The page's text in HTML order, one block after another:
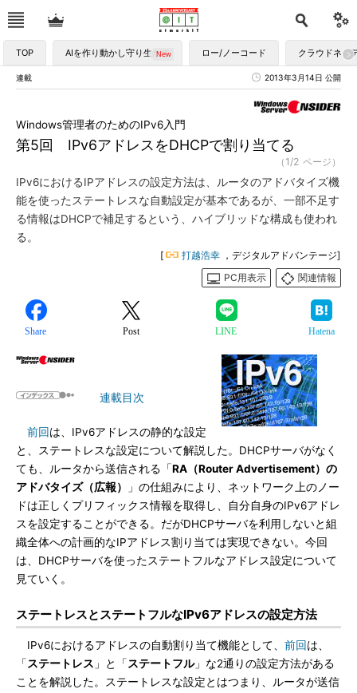
TOP AIを作り動かし守り生かす ロー/ノーコード クラウドネイ
連載 2013年3月14日 公開
第5回 IPv6アドレスをDHCPで割り当てる
Windows管理者のためのIPv6入門
（1/2 ページ）
IPv6におけるIPアドレスの設定方法は、ルータのアドバタイズ機
能を使ったステートレスな自動設定が基本であるが、一部不足す
る情報はDHCPで補足するという、ハイブリッドな構成も使われ
る。
[ 打越浩幸 ，デジタルアドバンテージ]
PC用表示
関連情報
Share Post LINE Hatena
連載目次
前回は、IPv6アドレスの静的な設定
と、ステートレスな設定について解説した。DHCPサーバがなく
ても、ルータから送信される「RA（Router Advertisement）の
アドバタイズ（広報）
」の仕組みにより、ネットワーク上のノー
ドは正しくプリフィックス情報を取得し、自分自身のIPv6アドレ
スを設定することができる。だがDHCPサーバを利用しないと組
織全体への計画的なIPアドレス割り当ては実現できない。今回
は、DHCPサーバを使ったステートフルなアドレス設定について
見ていく。
ステートレスとステートフルなIPv6アドレスの設定方法
IPv6におけるアドレスの自動割り当て機能として、 前回は、
「 ステートレス 」と「 ステートフル」な2通りの設定方法がある
ことを解説した。ステートレスな設定とはつまり、ルータが送信